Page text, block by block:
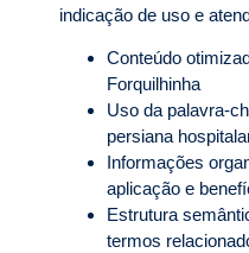
indicação de uso e
Conteúdo
Forquilhinha
Uso da palavra-
persiana
Informações
aplicação e
Estrutura
termos